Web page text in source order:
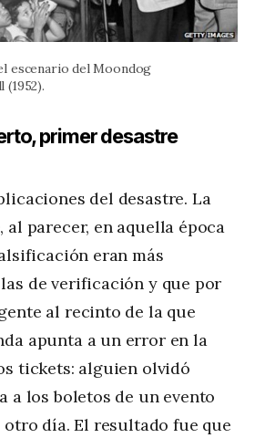
escenario del Moondog
primer desastre
del desastre. La
al parecer, en aquella época
eran más
las de verificación y que por
al recinto de la que
apunta a un error en la
tickets: alguien olvidó
a los boletos de un evento
día. El resultado fue que